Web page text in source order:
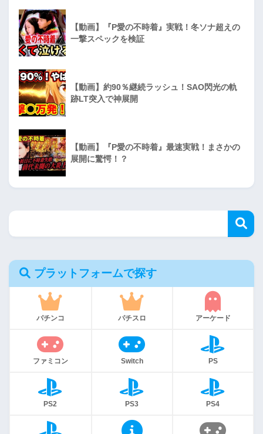
【動画】『P愛の不時着』実戦！冬ソナ超えの
一撃スペックを検証
【動画】約90％継続ラッシュ！SAO閃光の軌
跡LT突入で神展開
【動画】『P愛の不時着』最速実戦！まさかの
展開に驚愕！？
プラットフォームで探す
パチンコ パチスロ アーケード
ファミコン Switch PS
PS2 PS3 PS4